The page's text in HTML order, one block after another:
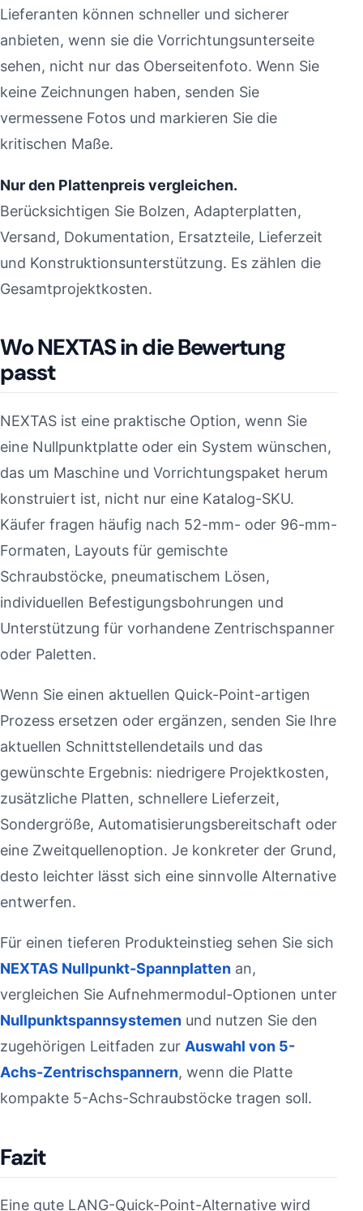
Lieferanten können schneller und sicherer
anbieten, wenn sie die Vorrichtungsunterseite
sehen, nicht nur das Oberseitenfoto. Wenn Sie
keine Zeichnungen haben, senden Sie
vermessene Fotos und markieren Sie die
kritischen Maße.
Nur den Plattenpreis vergleichen.
Berücksichtigen Sie Bolzen, Adapterplatten,
Versand, Dokumentation, Ersatzteile, Lieferzeit
und Konstruktionsunterstützung. Es zählen die
Gesamtprojektkosten.
Wo NEXTAS in die Bewertung
passt
NEXTAS ist eine praktische Option, wenn Sie
eine Nullpunktplatte oder ein System wünschen,
das um Maschine und Vorrichtungspaket herum
konstruiert ist, nicht nur eine Katalog-SKU.
Käufer fragen häufig nach 52-mm- oder 96-mm-
Formaten, Layouts für gemischte
Schraubstöcke, pneumatischem Lösen,
individuellen Befestigungsbohrungen und
Unterstützung für vorhandene Zentrischspanner
oder Paletten.
Wenn Sie einen aktuellen Quick-Point-artigen
Prozess ersetzen oder ergänzen, senden Sie Ihre
aktuellen Schnittstellendetails und das
gewünschte Ergebnis: niedrigere Projektkosten,
zusätzliche Platten, schnellere Lieferzeit,
Sondergröße, Automatisierungsbereitschaft oder
eine Zweitquellenoption. Je konkreter der Grund,
desto leichter lässt sich eine sinnvolle Alternative
entwerfen.
Für einen tieferen Produkteinstieg sehen Sie sich
NEXTAS Nullpunkt-Spannplatten an,
vergleichen Sie Aufnehmermodul-Optionen unter
Nullpunktspannsystemen und nutzen Sie den
zugehörigen Leitfaden zur Auswahl von 5-
Achs-Zentrischspannern, wenn die Platte
kompakte 5-Achs-Schraubstöcke tragen soll.
Fazit
Eine gute LANG-Quick-Point-Alternative wird